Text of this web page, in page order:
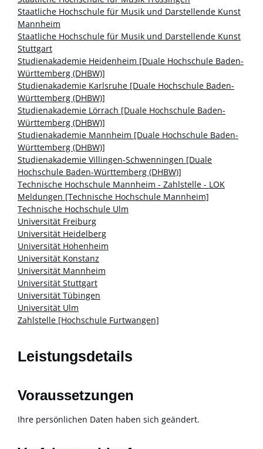
Staatliche Hochschule für Musik und Darstellende Kunst
Mannheim
Staatliche Hochschule für Musik und Darstellende Kunst
Stuttgart
Studienakademie Heidenheim [Duale Hochschule Baden-
Württemberg (DHBW)]
Studienakademie Karlsruhe [Duale Hochschule Baden-
Württemberg (DHBW)]
Studienakademie Lörrach [Duale Hochschule Baden-
Württemberg (DHBW)]
Studienakademie Mannheim [Duale Hochschule Baden-
Württemberg (DHBW)]
Studienakademie Villingen-Schwenningen [Duale
Hochschule Baden-Württemberg (DHBW)]
Technische Hochschule Mannheim - Zahlstelle - LOK
Meldungen [Technische Hochschule Mannheim]
Technische Hochschule Ulm
Universität Freiburg
Universität Heidelberg
Universität Hohenheim
Universität Konstanz
Universität Mannheim
Universität Stuttgart
Universität Tübingen
Universität Ulm
Zahlstelle [Hochschule Furtwangen]
Leistungsdetails
Voraussetzungen
Ihre persönlichen Daten haben sich geändert.